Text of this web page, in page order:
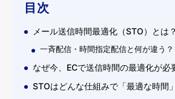
目次
メール送信時間最適化（STO）とは？
一斉配信・時間指定配信と何が違う？
なぜ今、ECで送信時間の最適化が必
STOはどんな仕組みで「最適な時間